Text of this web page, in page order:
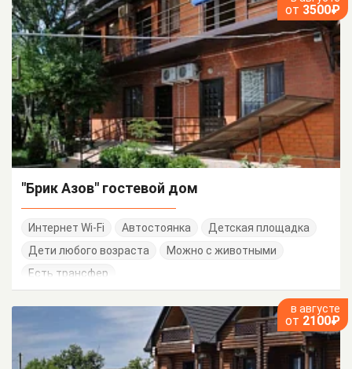
от 3500₽
"Брик Азов" гостевой дом
Интернет Wi-Fi Автостоянка
Детская площадка
Дети любого возраста
Можно с животными
Есть трансфер
в августе
от 2100₽